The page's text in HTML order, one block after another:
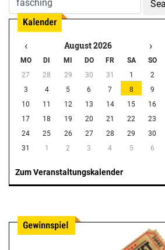
‹ August 2026 ›
MO DI MI DO FR SA
SO
27
28 29 30 31 1
2
3
4 5 6 7 8
9
10
11 12 13 14 15
16
17
18 19 20 21 22
23
24
25 26 27 28 29
30
31
1 2 3 4 5 6
Zum Veranstaltungskalender